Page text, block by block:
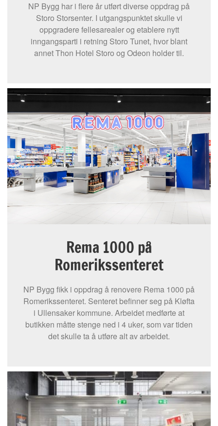
NP Bygg har i flere år utført diverse oppdrag på
Storo Storsenter. I utgangspunktet skulle vi
oppgradere fellesarealer og etablere nytt
inngangsparti i retning Storo Tunet, hvor blant
annet Thon Hotel Storo og Odeon holder til.
Rema 1000 på
Romerikssenteret
NP Bygg fikk i oppdrag å renovere Rema 1000 på
Romerikssenteret. Senteret befinner seg på Kløfta
i Ullensaker kommune. Arbeidet medførte at
butikken måtte stenge ned i 4 uker, som var tiden
det skulle ta å utføre alt av arbeidet.